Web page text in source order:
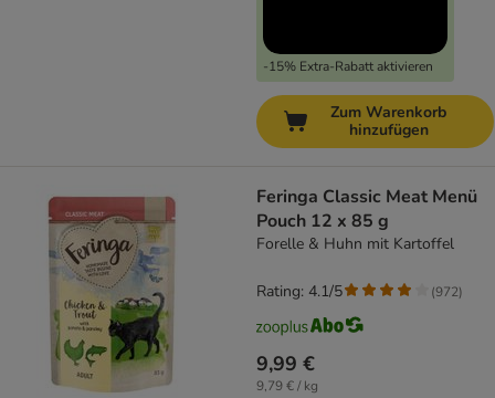
-15% Extra-Rabatt aktivieren
Zum Warenkorb
hinzufügen
Feringa Classic Meat Menü
Pouch 12 x 85 g
Forelle & Huhn mit Kartoffel
9,99 €
9,79 € / kg
Rating: 4.1/5 (972)